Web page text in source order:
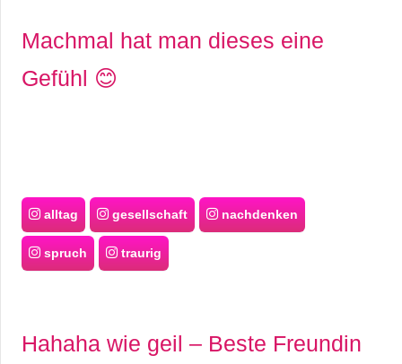
Machmal hat man dieses eine
Gefühl 😊
alltag gesellschaft nachdenken
spruch traurig
Hahaha wie geil – Beste Freundin